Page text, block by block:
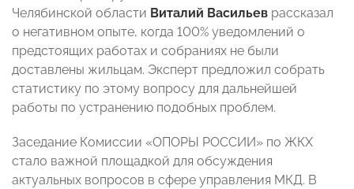
Челябинской области Виталий Васильев рассказал
о негативном опыте, когда 100% уведомлений о
предстоящих работах и собраниях не были
доставлены жильцам. Эксперт предложил собрать
статистику по этому вопросу для дальнейшей
работы по устранению подобных проблем.
Заседание Комиссии «ОПОРЫ РОССИИ» по ЖКХ
стало важной площадкой для обсуждения
актуальных вопросов в сфере управления МКД. В